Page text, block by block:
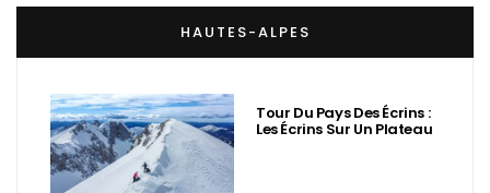
HAUTES-ALPES
Tour Du Pays Des Écrins :
Les Écrins Sur Un Plateau